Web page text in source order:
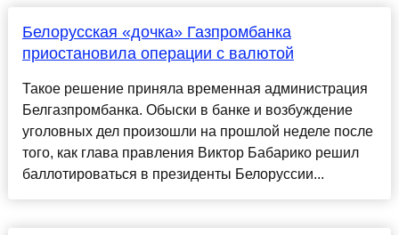
Белорусская «дочка» Газпромбанка
приостановила операции с валютой
Такое решение приняла временная администрация
Белгазпромбанка. Обыски в банке и возбуждение
уголовных дел произошли на прошлой неделе после
того, как глава правления Виктор Бабарико решил
баллотироваться в президенты Белоруссии...